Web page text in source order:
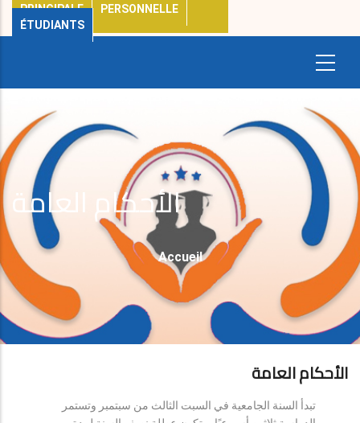
PRINCIPALE
PERSONNELLE
ÉTUDIANTS
الأحكام العامة
Fil
D'Ariane
Accueil
الأحكام العامة
تبدأ السنة الجامعية في السبت الثالث من سبتمبر وتستمر